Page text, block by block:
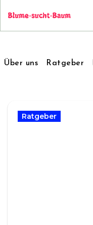
Inhalt
Über uns Ratgeber
Ratgeber